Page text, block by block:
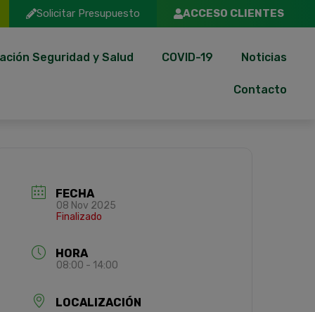
Solicitar Presupuesto ACCESO CLIENTES
Seguridad y Salud COVID-19 Noticias
Contacto
FECHA
08 Nov 2025
Finalizado
HORA
08:00 - 14:00
LOCALIZACIÓN